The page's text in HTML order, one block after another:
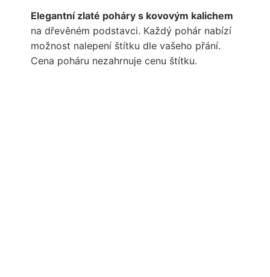
Elegantní zlaté poháry s kovovým kalichem
na dřevěném podstavci. Každý pohár nabízí
možnost nalepení štítku dle vašeho přání.
Cena poháru nezahrnuje cenu štítku.